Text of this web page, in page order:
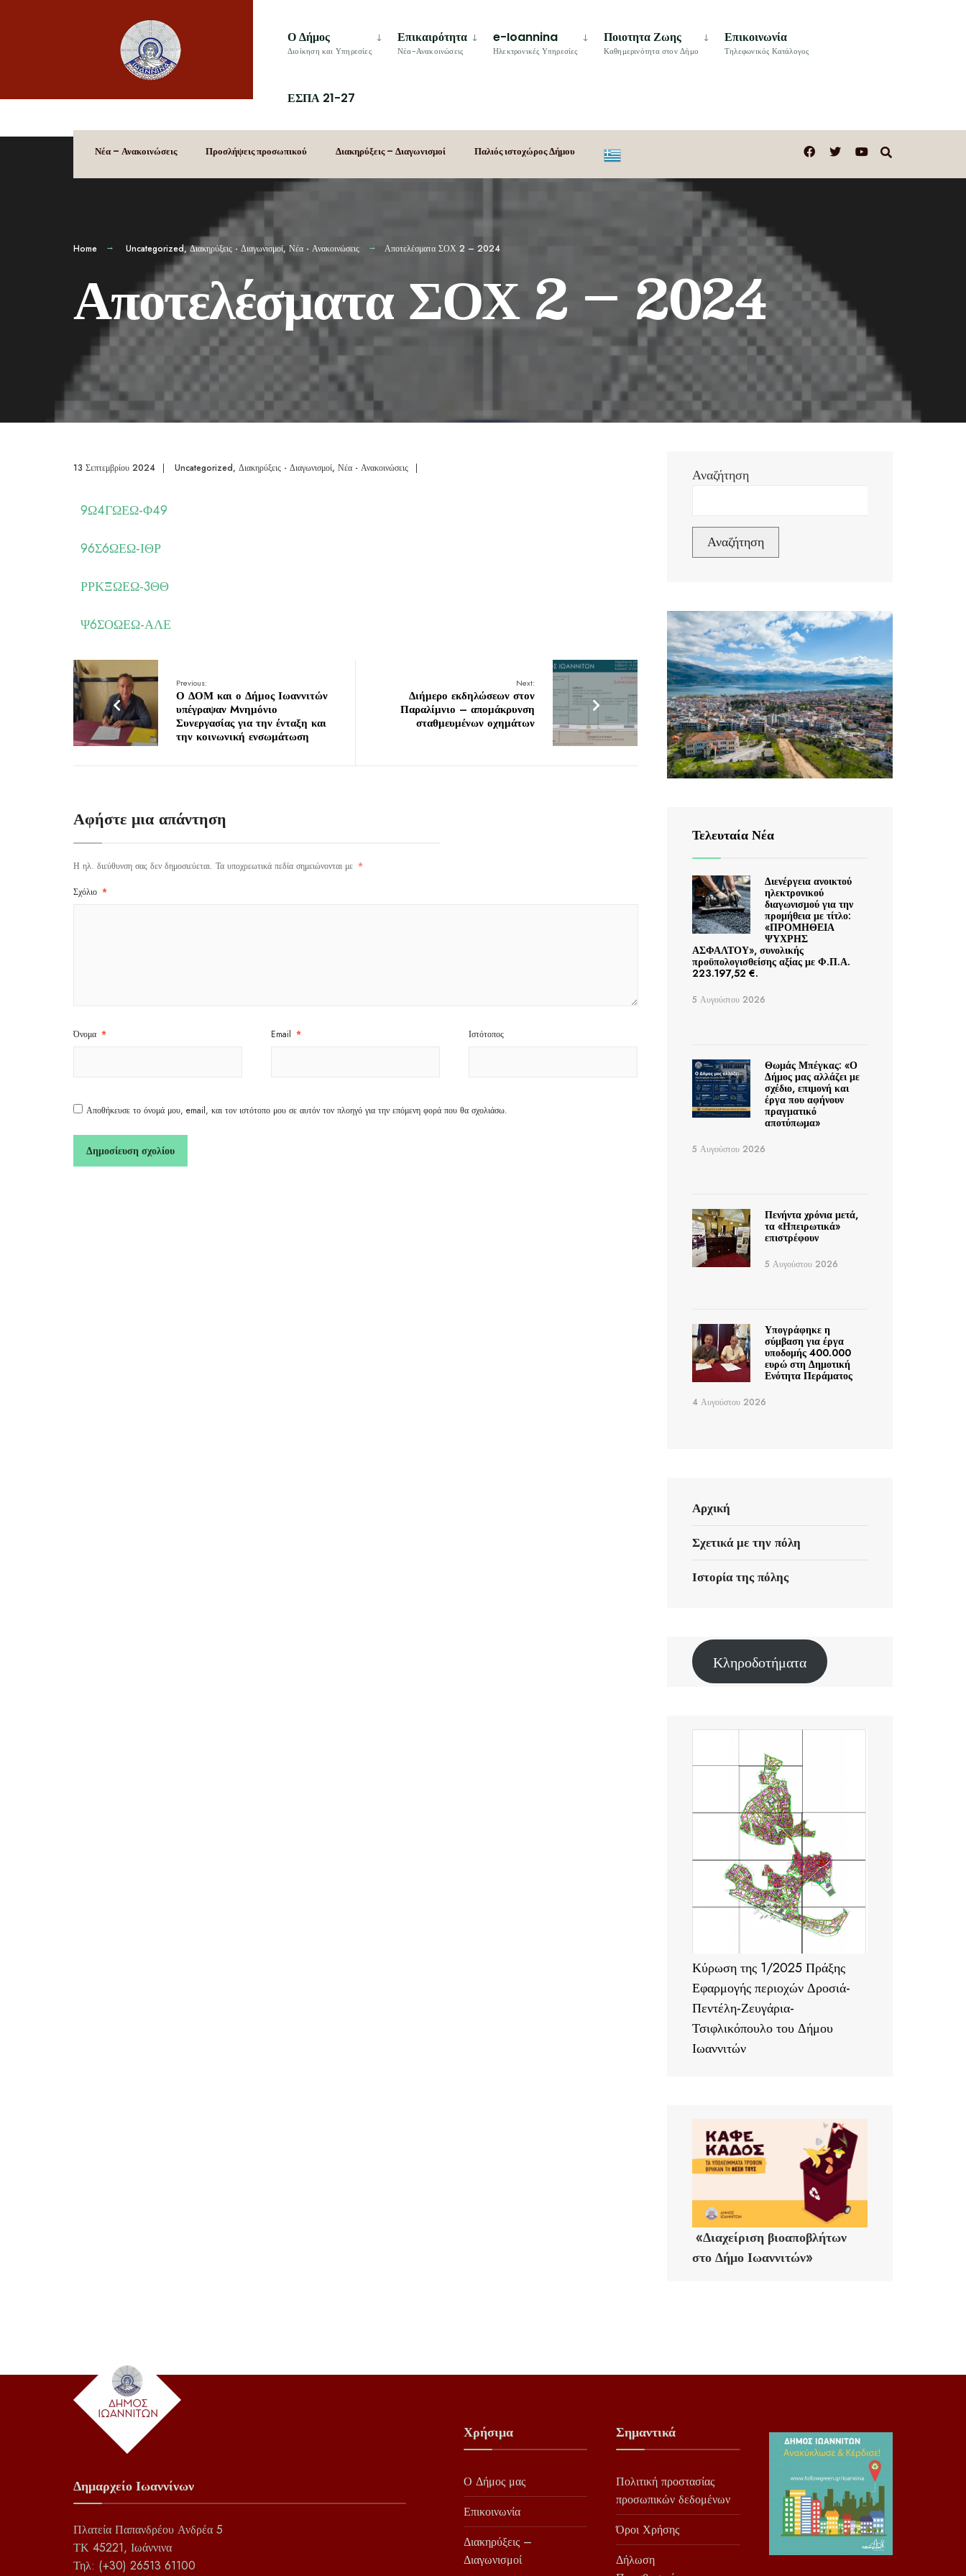
Ο Δήμος
Διοίκηση και Υπηρεσίες
Επικαιρότητα
Νέα-Ανακοινώσεις
e-Ioannina
Ηλεκτρονικές Υπηρεσίες
Ποιοτητα Ζωης
Καθημερινότητα στον Δήμο
Επικοινωνία
Τηλεφωνικός Κατάλογος
ΕΣΠΑ 21-27
Νέα – Ανακοινώσεις Προσλήψεις προσωπικού Διακηρύξεις – Διαγωνισμοί Παλιός ιστοχώρος Δήμου
Home Uncategorized,Διακηρύξεις - Διαγωνισμοί, Νέα - Ανακοινώσεις Αποτελέσματα ΣΟΧ 2 – 2024
Αποτελέσματα ΣΟΧ 2 – 2024
13 Σεπτεμβρίου 2024 | Uncategorized, Διακηρύξεις - Διαγωνισμοί, Νέα - Ανακοινώσεις |
9Ω4ΓΩΕΩ-Φ49
96Σ6ΩΕΩ-ΙΘΡ
ΡΡΚΞΩΕΩ-3ΘΘ
Ψ6ΣΟΩΕΩ-ΑΛΕ
Previous:
Ο ΔΟΜ και ο Δήμος Ιωαννιτών
υπέγραψαν Mνημόνιο
Συνεργασίας για την ένταξη και
την κοινωνική ενσωμάτωση
Next:
Διήμερο εκδηλώσεων στον
Παραλίμνιο – απομάκρυνση
σταθμευμένων οχημάτων
Αφήστε μια απάντηση
Η ηλ. διεύθυνση σας δεν δημοσιεύεται. Τα υποχρεωτικά πεδία σημειώνονται με *
Σχόλιο *
Όνομα * Email * Ιστότοπος
Αποθήκευσε το όνομά μου, email, και τον ιστότοπο μου σε αυτόν τον πλοηγό για την επόμενη φορά που θα σχολιάσω.
Αναζήτηση
Αναζήτηση
Τελευταία Νέα
Διενέργεια ανοικτού
ηλεκτρονικού
διαγωνισμού για την
προμήθεια με τίτλο:
«ΠΡΟΜΗΘΕΙΑ
ΨΥΧΡΗΣ
ΑΣΦΑΛΤΟΥ», συνολικής
προϋπολογισθείσης αξίας με Φ.Π.Α.
223.197,52 €.
5 Αυγούστου 2026
Θωμάς Μπέγκας: «Ο
Δήμος μας αλλάζει με
σχέδιο, επιμονή και
έργα που αφήνουν
πραγματικό
αποτύπωμα»
5 Αυγούστου 2026
Πενήντα χρόνια μετά,
τα «Ηπειρωτικά»
επιστρέφουν
5 Αυγούστου 2026
Υπογράφηκε η
σύμβαση για έργα
υποδομής 400.000
ευρώ στη Δημοτική
Ενότητα Περάματος
4 Αυγούστου 2026
Αρχική
Σχετικά με την πόλη
Ιστορία της πόλης
Κληροδοτήματα
Κύρωση της 1/2025 Πράξης
Εφαρμογής περιοχών Δροσιά-
Πεντέλη-Ζευγάρια-
Τσιφλικόπουλο του Δήμου
Ιωαννιτών
«Διαχείριση βιοαποβλήτων
στο Δήμο Ιωαννιτών»
Δημαρχείο Ιωαννίνων
Πλατεία Παπανδρέου Ανδρέα 5
ΤΚ 45221, Ιωάννινα
Τηλ: (+30) 26513 61100
Χρήσιμα
Ο Δήμος μας
Επικοινωνία
Διακηρύξεις –
Διαγωνισμοί
Σημαντικά
Πολιτική προστασίας
προσωπικών δεδομένων
Όροι Χρήσης
Δήλωση